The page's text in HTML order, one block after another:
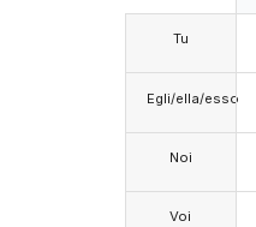
Tu
Egli/ella/esso
Noi
Voi